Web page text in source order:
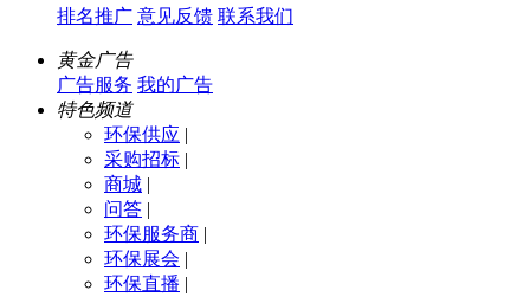
排名推广 意见反馈 联系我们
黄金广告
广告服务 我的广告
特色频道
环保供应 |
采购招标 |
商城 |
问答 |
环保服务商 |
环保展会 |
环保直播 |